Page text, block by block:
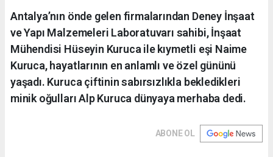
Antalya’nın önde gelen firmalarından Deney İnşaat
ve Yapı Malzemeleri Laboratuvarı sahibi, İnşaat
Mühendisi Hüseyin Kuruca ile kıymetli eşi Naime
Kuruca, hayatlarının en anlamlı ve özel gününü
yaşadı. Kuruca çiftinin sabırsızlıkla bekledikleri
minik oğulları Alp Kuruca dünyaya merhaba dedi.
ABONE OL